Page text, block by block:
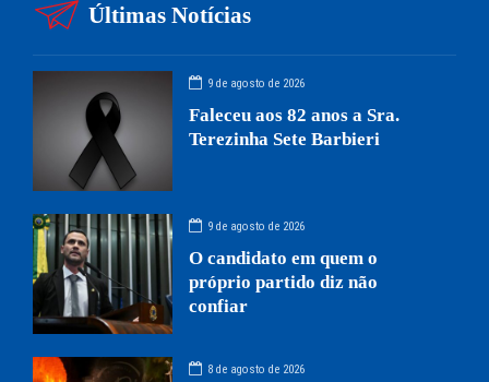
Últimas Notícias
9 de agosto de 2026
Faleceu aos 82 anos a Sra.
Terezinha Sete Barbieri
9 de agosto de 2026
O candidato em quem o
próprio partido diz não
confiar
8 de agosto de 2026